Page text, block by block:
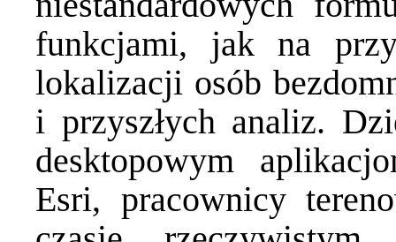
funkcjami, jak na
lokalizacji osób
i przyszłych analiz.
desktopowym
Esri, pracownicy